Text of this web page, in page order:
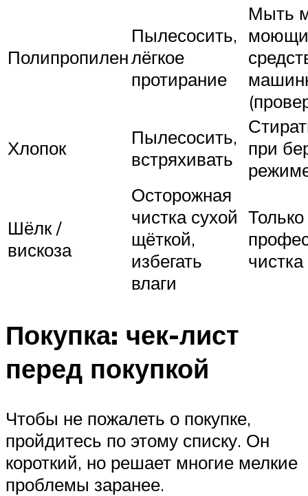
Полипропилен
Пылесосить,
лёгкое
протирание
Мыть
Хлопок
Пылесосить,
встряхивать
при
Шёлк /
вискоза
Осторожная
чистка сухой
щёткой,
избегать
влаги
Только
чистка
Покупка: чек-лист
перед покупкой
Чтобы не пожалеть о покупке,
пройдитесь по этому списку. Он
короткий, но решает многие мелкие
проблемы заранее.